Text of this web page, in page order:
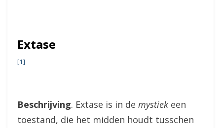
Extase
[1]
Beschrijving. Extase is in de mystiek een
toestand, die het midden houdt tusschen